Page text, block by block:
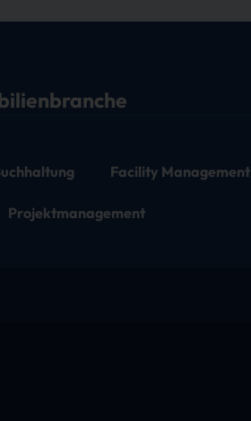
Facility Management
Projektmanagement